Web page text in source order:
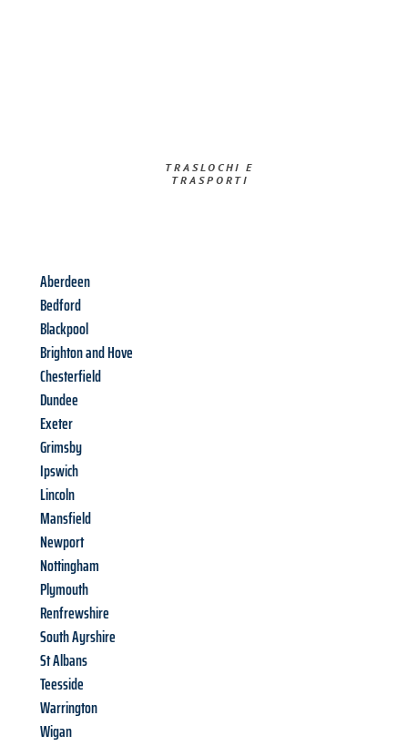
TRASLOCHI E
TRASPORTI​
Aberdeen
Bedford
Blackpool
Brighton and Hove
Chesterfield
Dundee
Exeter
Grimsby
Ipswich
Lincoln
Mansfield
Newport
Nottingham
Plymouth
Renfrewshire
South Ayrshire
St Albans
Teesside
Warrington
Wigan